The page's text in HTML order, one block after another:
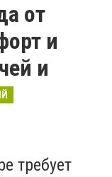
от
и
и
требует